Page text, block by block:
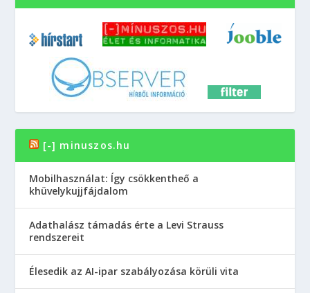
[-] minuszos.hu
Mobilhasználat: Így csökkentheő a
khüvelykujjfájdalom
Adathalász támadás érte a Levi Strauss
rendszereit
Élesedik az AI-ipar szabályozása körüli vita